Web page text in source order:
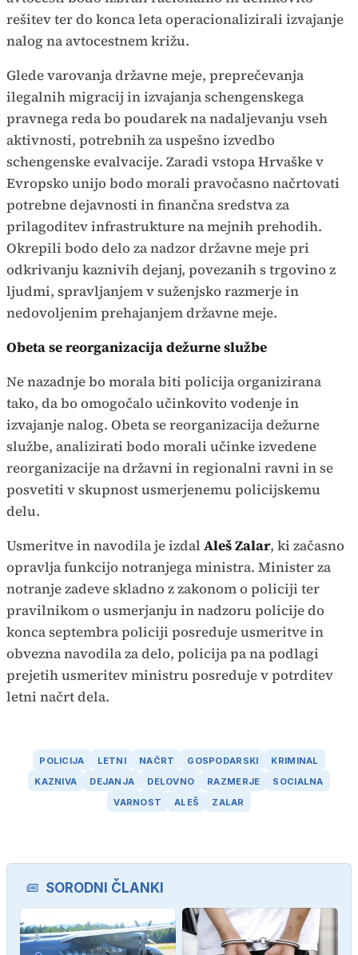
rešitev ter do konca leta operacionalizirali izvajanje
nalog na avtocestnem križu.
Glede varovanja državne meje, preprečevanja
ilegalnih migracij in izvajanja schengenskega
pravnega reda bo poudarek na nadaljevanju vseh
aktivnosti, potrebnih za uspešno izvedbo
schengenske evalvacije. Zaradi vstopa Hrvaške v
Evropsko unijo bodo morali pravočasno načrtovati
potrebne dejavnosti in finančna sredstva za
prilagoditev infrastrukture na mejnih prehodih.
Okrepili bodo delo za nadzor državne meje pri
odkrivanju kaznivih dejanj, povezanih s trgovino z
ljudmi, spravljanjem v suženjsko razmerje in
nedovoljenim prehajanjem državne meje.
Obeta se reorganizacija dežurne službe
Ne nazadnje bo morala biti policija organizirana
tako, da bo omogočalo učinkovito vodenje in
izvajanje nalog. Obeta se reorganizacija dežurne
službe, analizirati bodo morali učinke izvedene
reorganizacije na državni in regionalni ravni in se
posvetiti v skupnost usmerjenemu policijskemu
delu.
Usmeritve in navodila je izdal Aleš Zalar, ki začasno
opravlja funkcijo notranjega ministra. Minister za
notranje zadeve skladno z zakonom o policiji ter
pravilnikom o usmerjanju in nadzoru policije do
konca septembra policiji posreduje usmeritve in
obvezna navodila za delo, policija pa na podlagi
prejetih usmeritev ministru posreduje v potrditev
letni načrt dela.
POLICIJA LETNI NAČRT GOSPODARSKI
KRIMINAL
KAZNIVA
DEJANJA DELOVNO RAZMERJE
SOCIALNA
VARNOST
ALEŠ ZALAR
SORODNI ČLANKI